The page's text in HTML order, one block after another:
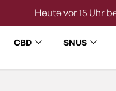
Heute vor 15 Uhr
CBD SNUS